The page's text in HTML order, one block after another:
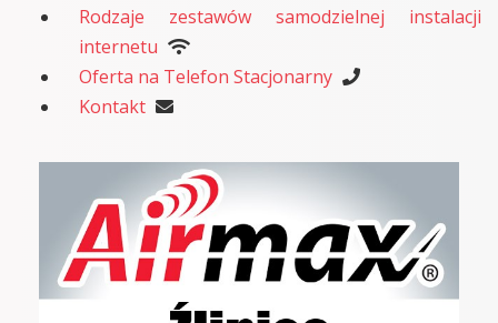
Rodzaje zestawów samodzielnej instalacji
internetu
Oferta na Telefon Stacjonarny
Kontakt